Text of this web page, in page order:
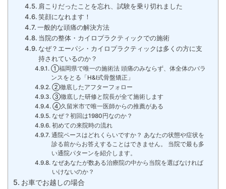
肩こりだったことを忘れ、試験を乗り切れました
笑顔になれます！
一般的な頭痛の解決方法
当院の整体・カイロプラクティックでの施術
なぜ？エーパシ・カイロプラクティックは多くの方に支
持されているのか？
①福岡県で唯一の施術法 頭痛のみならず、体全体のバラ
ンスをとる「H&I式骨盤矯正」
②徹底したアフターフォロー
③徹底した研修と院長が全て施術します
④久留米市で唯一医師からの推薦がある
なぜ？初回は1980円なのか？
初めての来院時の流れ
通院ペースはどれくらいですか？ あなたの状態や症状を
診る前からお答えすることはできません。 当院で最も多
い通院パターンを紹介します。
なぜあなたが数ある治療院の中から当院を選ばなければ
いけないのか？
お車でお越しの場合